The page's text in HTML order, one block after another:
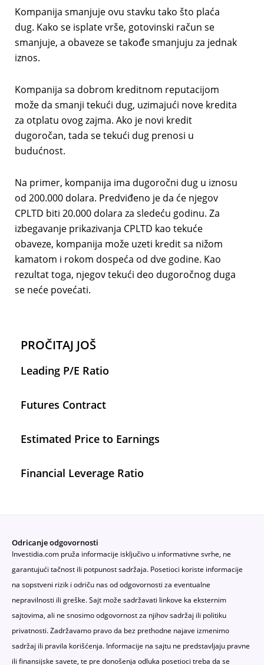
Kompanija smanjuje ovu stavku tako što plaća
dug. Kako se isplate vrše, gotovinski račun se
smanjuje, a obaveze se takođe smanjuju za jednak
iznos.
Kompanija sa dobrom kreditnom reputacijom
može da smanji tekući dug, uzimajući nove kredita
za otplatu ovog zajma. Ako je novi kredit
dugoročan, tada se tekući dug prenosi u
budućnost.
Na primer, kompanija ima dugoročni dug u iznosu
od 200.000 dolara. Predviđeno je da će njegov
CPLTD biti 20.000 dolara za sledeću godinu. Za
izbegavanje prikazivanja CPLTD kao tekuće
obaveze, kompanija može uzeti kredit sa nižom
kamatom i rokom dospeća od dve godine. Kao
rezultat toga, njegov tekući deo dugoročnog duga
se neće povećati.
PROČITAJ JOŠ
Leading P/E Ratio
Futures Contract
Estimated Price to Earnings
Financial Leverage Ratio
Odricanje odgovornosti
Investidia.com pruža informacije isključivo u informativne svrhe, ne
garantujući tačnost ili potpunost sadržaja. Posetioci koriste informacije
na sopstveni rizik i odriču nas od odgovornosti za eventualne
nepravilnosti ili greške. Sajt može sadržavati linkove ka eksternim
sajtovima, ali ne snosimo odgovornost za njihov sadržaj ili politiku
privatnosti. Zadržavamo pravo da bez prethodne najave izmenimo
sadržaj ili pravila korišćenja. Informacije na sajtu ne predstavljaju pravne
ili finansijske savete, te pre donošenja odluka posetioci treba da se